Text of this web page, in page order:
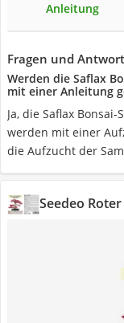
Anleitung
Fragen und
Werden die Saflax
mit einer Anleitung
Ja, die Saflax
werden mit einer
die Aufzucht der
Seedeo